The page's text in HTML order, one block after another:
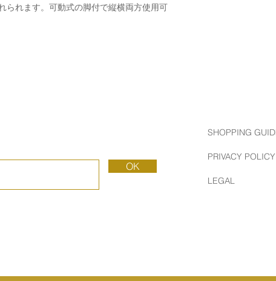
られます。可動式の脚付で縦横両方使用可
OK
SHOPPING
PRIVACY POLICY
LEGAL